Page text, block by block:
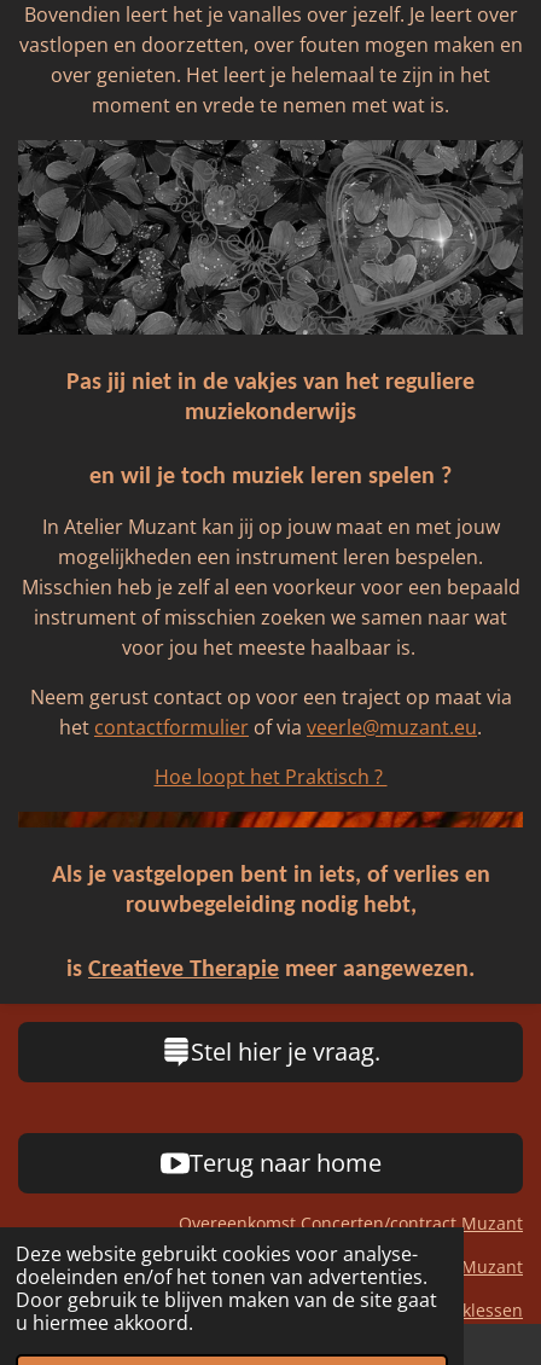
Deze website gebruikt cookies voor analyse-
doeleinden en/of het tonen van advertenties.
Door gebruik te blijven maken van de site gaat
u hiermee akkoord.
Bovendien leert het je vanalles over jezelf. Je leert over
vastlopen en doorzetten, over fouten mogen maken en
over genieten. Het leert je helemaal te zijn in het
moment en vrede te nemen met wat is.
Pas jij niet in de vakjes van het reguliere
muziekonderwijs
en wil je toch muziek leren spelen ?
In Atelier Muzant kan jij op jouw maat en met jouw
mogelijkheden een instrument leren bespelen.
Misschien heb je zelf al een voorkeur voor een bepaald
instrument of misschien zoeken we samen naar wat
voor jou het meeste haalbaar is.
Neem gerust contact op voor een traject op maat via
het contactformulier of via veerle@muzant.eu.
Hoe loopt het Praktisch ?
Als je vastgelopen bent in iets, of verlies en
rouwbegeleiding nodig hebt,
is Creatieve Therapie meer aangewezen.
Stel hier je vraag.
Terug naar home
Overeenkomst Concerten/contract Muzant
Technische Fiche Duo Muzant
Inschrijving Muzieklessen
Privacy Verklaring Muzant